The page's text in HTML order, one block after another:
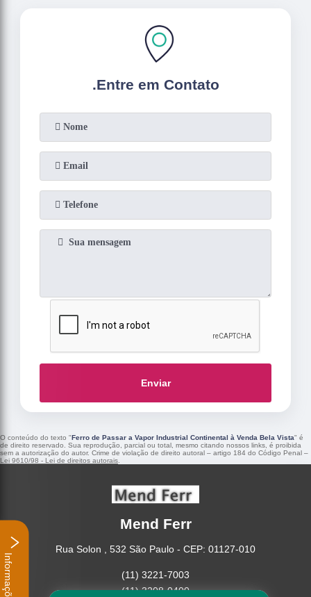
.Entre em Contato
Enviar
O conteúdo do texto "Ferro de Passar a Vapor Industrial Continental à Venda Bela Vista" é
de direito reservado. Sua reprodução, parcial ou total, mesmo citando nossos links, é proibida
sem a autorização do autor. Crime de violação de direito autoral – artigo 184 do Código Penal –
Lei 9610/98 - Lei de direitos autorais
Mend Ferr
Rua Solon , 532 São Paulo - CEP: 01127-010
(11) 3221-7003
(11) 3208-0400
Informações